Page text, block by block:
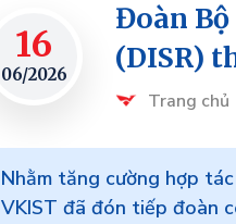
16
06/2026
Đoàn
(DISR)
Trang chủ
Nhằm tăng cường hợp
VKIST đã đón tiếp đoàn